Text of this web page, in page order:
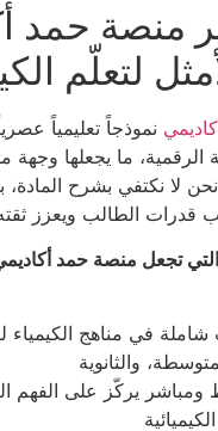
منصة حمد
لتعلّم
نموذجاً تعليمياً
الرقمية، ما يجعلها وجهة
لا نكتفي بشرح المادة،
قدرات الطالب ويعزز
تجعل منصة حمد
شاملة في مناهج الكيمياء
والثانوية
يركّز على الفهم